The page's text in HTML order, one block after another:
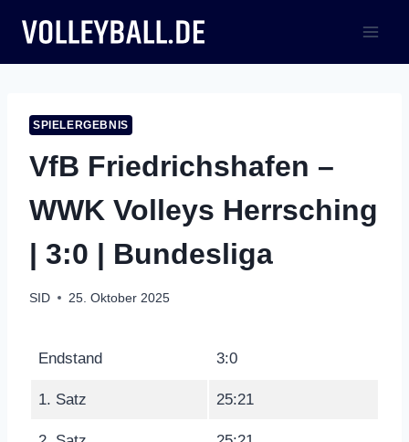
Inhalt
springen
SPIELERGEBNIS
VfB Friedrichshafen –
WWK Volleys Herrsching
| 3:0 | Bundesliga
SID 25. Oktober 2025
Endstand 3:0
1. Satz 25:21